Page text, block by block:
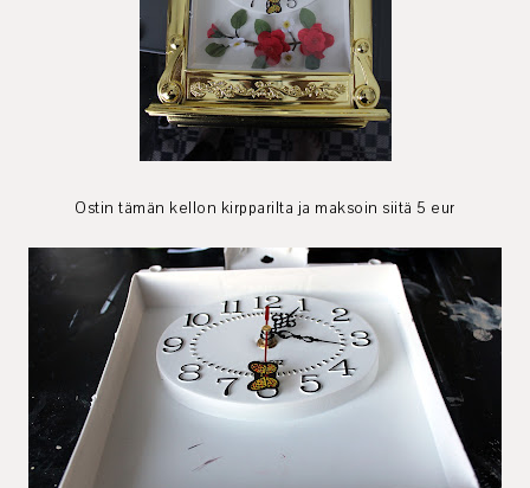
Ostin tämän kellon kirpparilta ja maksoin siitä 5 eur